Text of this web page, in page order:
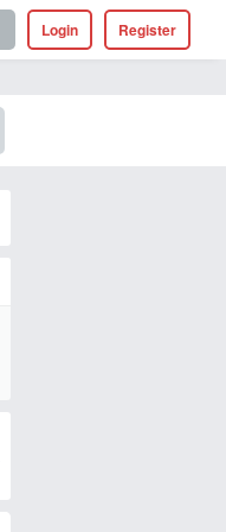
Register
Login